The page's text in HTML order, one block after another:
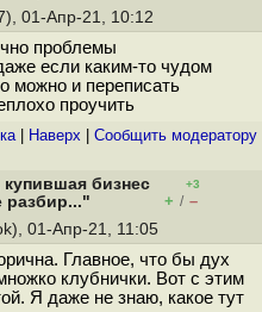
01-Апр-21, 10:12
проблемы
если каким-то чудом
можно и переписать
проучить
| Наверх Cообщить модератору
бизнес
разбир..."
+3
+ / –
01-Апр-21, 11:05
Главное, что бы дух
клубнички. Вот с этим
Я даже не знаю, какое тут